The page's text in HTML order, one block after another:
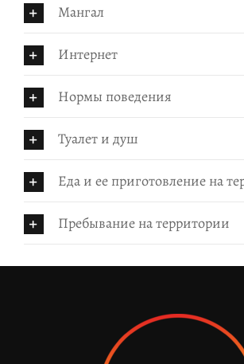
Мангал
Интернет
Нормы поведения
Туалет и душ
Еда и ее приготовление на
Пребывание на территории